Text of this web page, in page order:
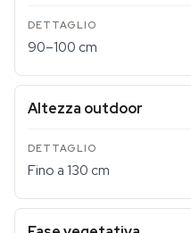
90–100 cm
Altezza outdoor
Fino a 130 cm